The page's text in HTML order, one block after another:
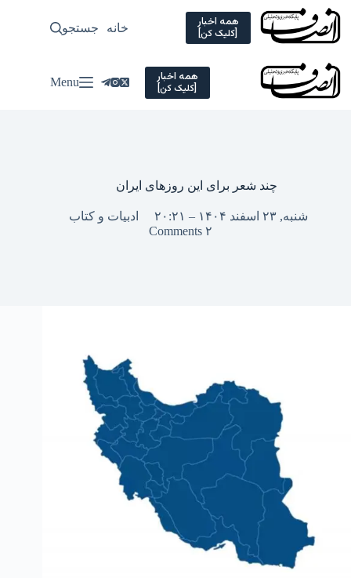
Skip
content
همه اخبار
[کلیک کن] خانه سیاسی
جستجو
همه اخبار
[کلیک کن] Menu
چند شعر برای این روزهای ایران
شنبه, ۲۳ اسفند ۱۴۰۴ – ۲۰:۲۱
ادبیات و کتاب
۲ Comments